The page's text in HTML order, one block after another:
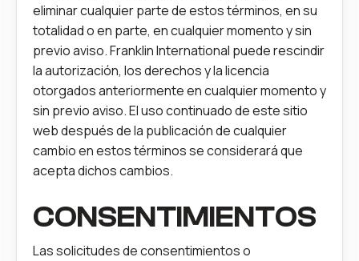
eliminar cualquier parte de estos términos, en su
totalidad o en parte, en cualquier momento y sin
previo aviso. Franklin International puede rescindir
la autorización, los derechos y la licencia
otorgados anteriormente en cualquier momento y
sin previo aviso. El uso continuado de este sitio
web después de la publicación de cualquier
cambio en estos términos se considerará que
acepta dichos cambios.
CONSENTIMIENTOS
Las solicitudes de consentimientos o